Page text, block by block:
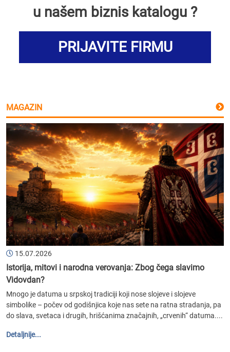
u našem biznis katalogu ?
PRIJAVITE FIRMU
MAGAZIN
15.07.2026
Istorija, mitovi i narodna verovanja: Zbog čega slavimo
Vidovdan?
Mnogo je datuma u srpskoj tradiciji koji nose slojeve i slojeve
simbolike – počev od godišnjica koje nas sete na ratna stradanja, pa
do slava, svetaca i drugih, hrišćanima značajnih, „crvenih“ datuma....
Detaljnije...